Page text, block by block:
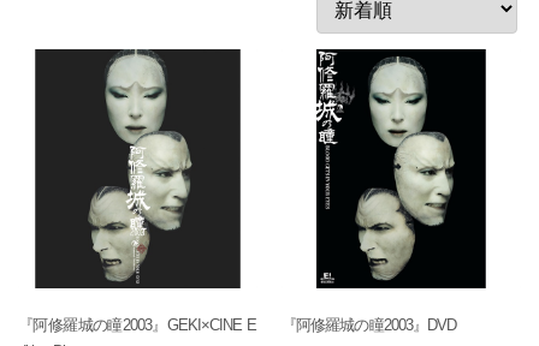
『阿修羅城の瞳2003』GEKI×CINE E
『阿修羅城の瞳2003』DVD